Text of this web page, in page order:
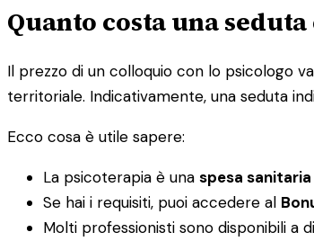
Quanto costa una
Il prezzo di un colloquio con lo psicologo
territoriale. Indicativamente, una seduta
Ecco cosa è utile sapere:
La psicoterapia è una spesa
Se hai i requisiti, puoi accedere al
Molti professionisti sono disponibili a